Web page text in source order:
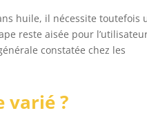
huile, il nécessite toutefois
reste aisée pour
constatée chez les
varié ?